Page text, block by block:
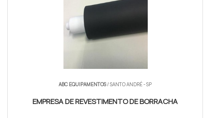
ABC EQUIPAMENTOS/ SANTO ANDRÉ - SP
EMPRESA DE REVESTIMENTO DE BORRACHA